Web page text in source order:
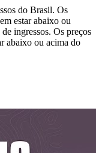
do Brasil. Os
estar abaixo ou
ingressos. Os preços
abaixo ou acima do